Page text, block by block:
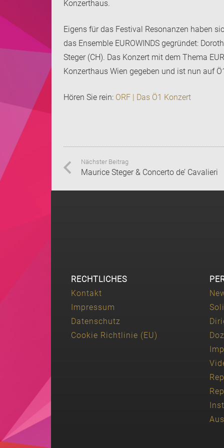
Konzerthaus.
Eigens für das Festival Resonanzen haben
das Ensemble EUROWINDS gegründet:
Steger (CH). Das Konzert mit dem Thema
Konzerthaus Wien gegeben und ist nun auf
Hören Sie rein: ORF | Das Ö1 Konzert
Nächster Beitrag
Maurice Steger & Concerto de’ Cavalieri
RECHTLICHES
Kontakt
Impressum
Datenschutz
Cookie Richtlinie (EU)